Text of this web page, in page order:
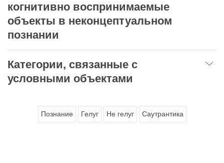
когнитивно воспринимаемые
объекты в неконцептуальном
познании
Категории, связанные с
условными объектами
Познание Гелуг Не гелуг Саутрантика